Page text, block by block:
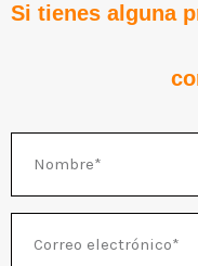
Si tienes alguna